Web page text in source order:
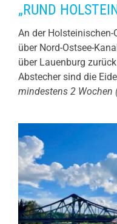
„RUND
An der
über Nord-Ostsee-
über Lauenburg
Abstecher sind die
mindestens 2 Wochen